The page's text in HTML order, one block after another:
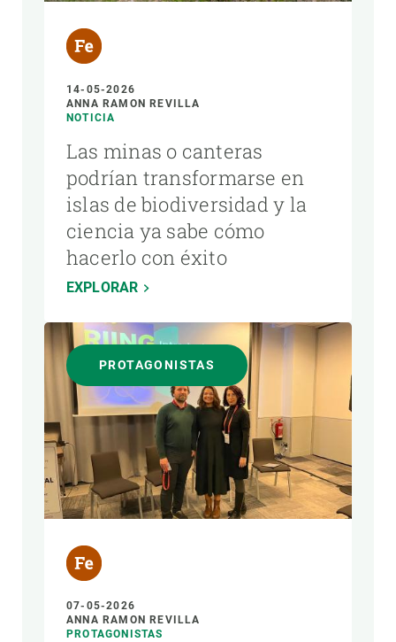
14-05-2026
ANNA RAMON REVILLA
NOTICIA
Las minas o canteras
podrían transformarse en
islas de biodiversidad y la
ciencia ya sabe cómo
hacerlo con éxito
EXPLORAR
PROTAGONISTAS
07-05-2026
ANNA RAMON REVILLA
PROTAGONISTAS